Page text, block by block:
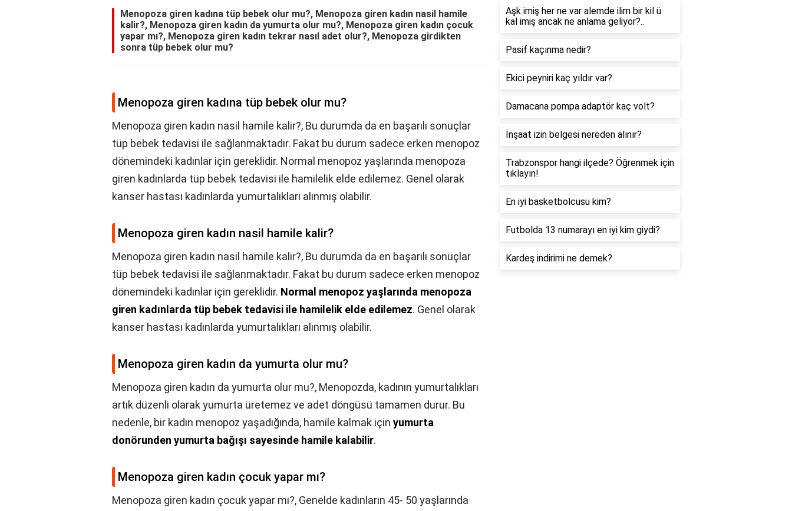
Menopoza giren kadına tüp bebek olur mu?, Menopoza giren kadın nasil hamile
kalir?, Menopoza giren kadın da yumurta olur mu?, Menopoza giren kadın çocuk
yapar mı?, Menopoza giren kadın tekrar nasıl adet olur?, Menopoza girdikten
sonra tüp bebek olur mu?
Menopoza giren kadına tüp bebek olur mu?
Menopoza giren kadın nasil hamile kalir?, Bu durumda da en başarılı sonuçlar
tüp bebek tedavisi ile sağlanmaktadır. Fakat bu durum sadece erken menopoz
dönemindeki kadınlar için gereklidir. Normal menopoz yaşlarında menopoza
giren kadınlarda tüp bebek tedavisi ile hamilelik elde edilemez. Genel olarak
kanser hastası kadınlarda yumurtalıkları alınmış olabilir.
Menopoza giren kadın nasil hamile kalir?
Menopoza giren kadın nasil hamile kalir?, Bu durumda da en başarılı sonuçlar
tüp bebek tedavisi ile sağlanmaktadır. Fakat bu durum sadece erken menopoz
dönemindeki kadınlar için gereklidir. Normal menopoz yaşlarında menopoza
giren kadınlarda tüp bebek tedavisi ile hamilelik elde edilemez. Genel olarak
kanser hastası kadınlarda yumurtalıkları alınmış olabilir.
Menopoza giren kadın da yumurta olur mu?
Menopoza giren kadın da yumurta olur mu?, Menopozda, kadının yumurtalıkları
artık düzenli olarak yumurta üretemez ve adet döngüsü tamamen durur. Bu
nedenle, bir kadın menopoz yaşadığında, hamile kalmak için yumurta
donörunden yumurta bağışı sayesinde hamile kalabilir.
Menopoza giren kadın çocuk yapar mı?
Menopoza giren kadın çocuk yapar mı?, Genelde kadınların 45- 50 yaşlarında
Aşk imiş her ne var alemde ilim bir kil ü
kal imiş ancak ne anlama geliyor?..
Pasif kaçınma nedir?
Ekici peyniri kaç yıldır var?
Damacana pompa adaptör kaç volt?
İnşaat izin belgesi nereden alınır?
Trabzonspor hangi ilçede? Öğrenmek için
tıklayın!
En iyi basketbolcusu kim?
Futbolda 13 numarayı en iyi kim giydi?
Kardeş indirimi ne demek?